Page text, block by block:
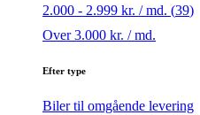
2.000 - 2.999 kr. / md. (39)
Over 3.000 kr. / md.
Efter type
Biler til omgående levering